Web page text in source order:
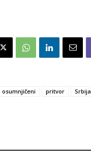
osumnjičeni pritvor Srbija